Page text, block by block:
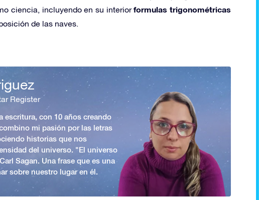
ciencia, incluyendo en su interiorformulas trigonométricas
de las naves.
Register
escritura, con 10 años creando
mi pasión por las letras
historias que nos
del universo. "El universo
Sagan. Una frase que es una
sobre nuestro lugar en él.